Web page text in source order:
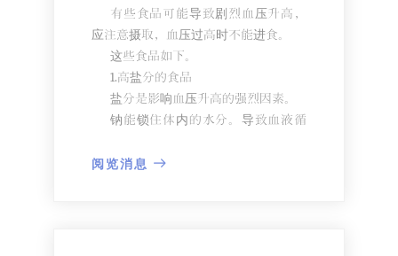
理。
因此在长期使用过程中，风管上积
聚灰尘，其中各种致病微生物栖息、增
殖，进入空调的空气中，污染室内空
气。
有资料显示，在设有空调的房间里
快、肌肉疼痛、感冒的发生率较高，工
有些食品可能导致剧烈血压升高，
应注意摄取，血压过高时不能进食。
这些食品如下。
1.高盐分的食品
盐分是影响血压升高的强烈因素。
钠能锁住体内的水分。导致血液循
这些食品有咸鱼(鲱鱼、青花鱼)、罐
阅览消息